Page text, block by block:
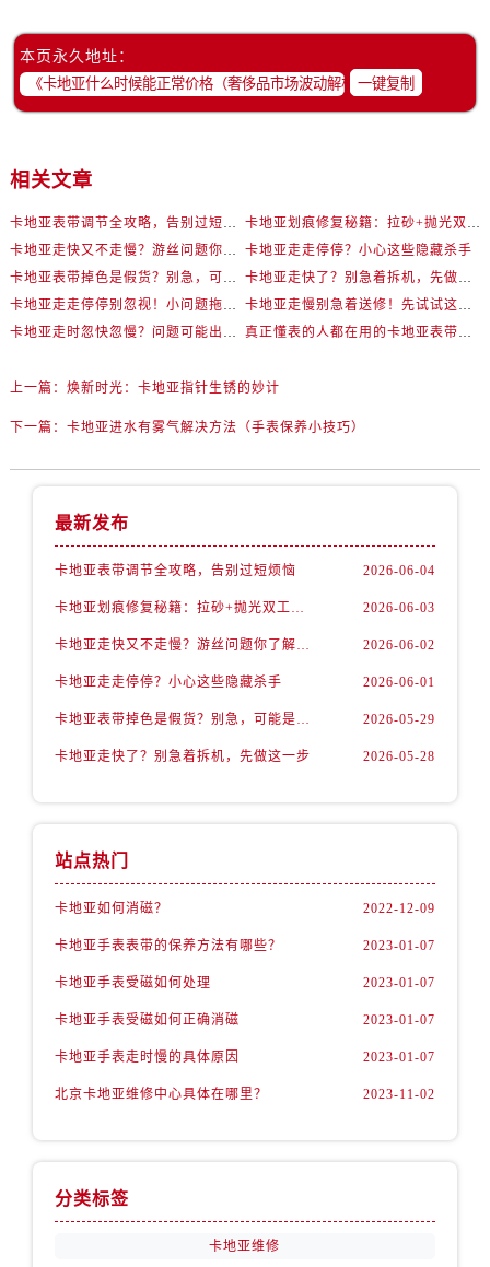
本页永久地址：
一键复制
相关文章
卡地亚表带调节全攻略，告别过短烦恼
卡地亚划痕修复秘籍：拉砂+抛光双工艺还原如新
卡地亚走快又不走慢？游丝问题你了解多少？
卡地亚走走停停？小心这些隐藏杀手
卡地亚表带掉色是假货？别急，可能是这些日常习惯惹的祸
卡地亚走快了？别急着拆机，先做这一步
卡地亚走走停停别忽视！小问题拖成大修很烧钱
卡地亚走慢别急着送修！先试试这些方法
卡地亚走时忽快忽慢？问题可能出在你睡觉时！
真正懂表的人都在用的卡地亚表带调节技巧
上一篇： 焕新时光：卡地亚指针生锈的妙计
下一篇： 卡地亚进水有雾气解决方法（手表保养小技巧）
最新发布
卡地亚表带调节全攻略，告别过短烦恼 2026-06-04
卡地亚划痕修复秘籍：拉砂+抛光双工艺还原如新 2026-06-03
卡地亚走快又不走慢？游丝问题你了解多少？ 2026-06-02
卡地亚走走停停？小心这些隐藏杀手 2026-06-01
卡地亚表带掉色是假货？别急，可能是这些日常习惯惹的祸 2026-05-29
卡地亚走快了？别急着拆机，先做这一步 2026-05-28
站点热门
卡地亚如何消磁？ 2022-12-09
卡地亚手表表带的保养方法有哪些？ 2023-01-07
卡地亚手表受磁如何处理 2023-01-07
卡地亚手表受磁如何正确消磁 2023-01-07
卡地亚手表走时慢的具体原因 2023-01-07
北京卡地亚维修中心具体在哪里？ 2023-11-02
分类标签
卡地亚维修